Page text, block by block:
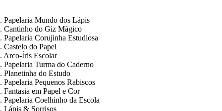
Papelaria Mundo dos Lápis
Cantinho do Giz Mágico
Papelaria Corujinha Estudiosa
Castelo do Papel
Arco-Íris Escolar
Papelaria Turma do Caderno
Planetinha do Estudo
Papelaria Pequenos Rabiscos
Fantasia em Papel e Cor
Papelaria Coelhinho da Escola
Lápis & Sorrisos